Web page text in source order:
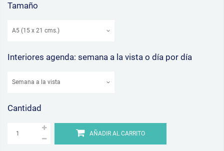
Tamaño
Interiores agenda: semana a la vista o día por día
Cantidad
AÑADIR AL CARRITO